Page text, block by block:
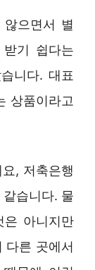
으면서 별
기 쉽다는
니다. 대표
상품이라고
, 저축은행
습니다. 물
은 아니지만
다른 곳에서